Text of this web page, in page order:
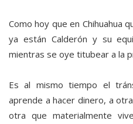
Como hoy que en Chihuahua
ya están Calderón y su
mientras se oye titubear a la
Es al mismo tiempo el
aprende a hacer dinero, a
otra que materialmente